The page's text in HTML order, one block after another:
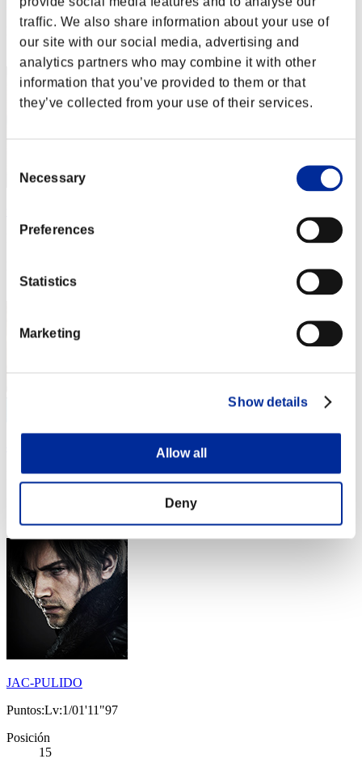
traffic. We also share information about your use of
our site with our social media, advertising and
analytics partners who may combine it with other
information that you’ve provided to them or that
they’ve collected from your use of their services.
Selection
Necessary
Preferences
Statistics
Marketing
Show details
Allow all
Deny
Puntos: -
Posición
12
Puntos:Lv:1/01'05"11
13
Puntos:Lv:1/01'09"25
JAC-PULIDO
Puntos:Lv:1/01'11"97
Posición
15